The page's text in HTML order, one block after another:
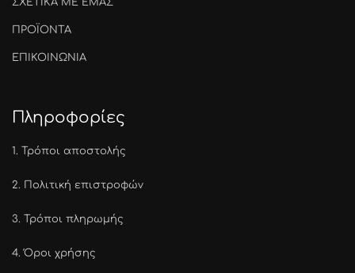
ΣΧΕΤΙΚΑ ΜΕ ΕΜΑΣ
ΠΡΟΪΟΝΤΑ
ΕΠΙΚΟΙΝΩΝΙΑ
Πληροφορίες
1. Τρόποι αποστολής
2. Πολιτική επιστροφών
3. Τρόποι πληρωμής
4.Όροι χρήσης